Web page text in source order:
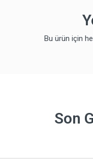
Bu ürün için
Son